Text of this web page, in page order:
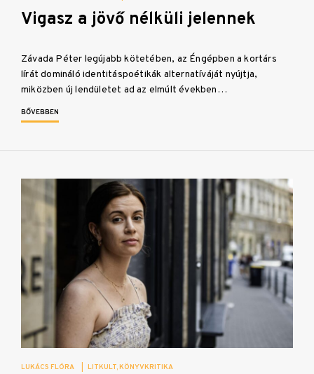
Vigasz a jövő nélküli jelennek
Závada Péter legújabb kötetében, az Éngépben a kortárs
lírát domináló identitáspoétikák alternatíváját nyújtja,
miközben új lendületet ad az elmúlt években…
BŐVEBBEN
LUKÁCS FLÓRA LITKULT KÖNYVKRITIKA